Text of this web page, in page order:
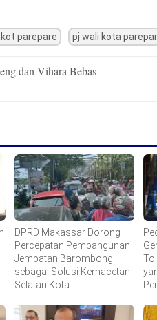
parepare pj wali kota
dan Vihara Bebas
DPRD Makassar Dorong
Percepatan Pembangunan
Jembatan Barombong
sebagai Solusi Kemacetan
Selatan Kota